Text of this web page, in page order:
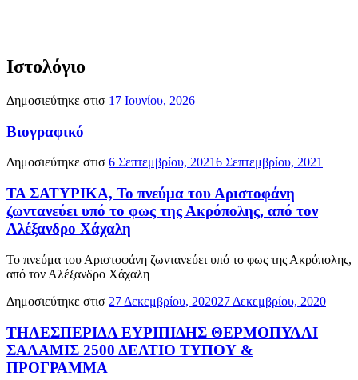
Ιστολόγιο
Δημοσιεύτηκε στισ 17 Ιουνίου, 2026
Βιογραφικό
Δημοσιεύτηκε στισ 6 Σεπτεμβρίου, 20216 Σεπτεμβρίου, 2021
ΤΑ ΣΑΤΥΡΙΚΑ, Το πνεύμα του Αριστοφάνη
ζωντανεύει υπό το φως της Ακρόπολης, από τον
Αλέξανδρο Χάχαλη
Το πνεύμα του Αριστοφάνη ζωντανεύει υπό το φως της Ακρόπολης,
από τον Αλέξανδρο Χάχαλη
Δημοσιεύτηκε στισ 27 Δεκεμβρίου, 202027 Δεκεμβρίου, 2020
ΤΗΛΕΣΠΕΡΙΔΑ ΕΥΡΙΠΙΔΗΣ ΘΕΡΜΟΠΥΛΑΙ
ΣΑΛΑΜΙΣ 2500 ΔΕΛΤΙΟ ΤΥΠΟΥ &
ΠΡΟΓΡΑΜΜΑ